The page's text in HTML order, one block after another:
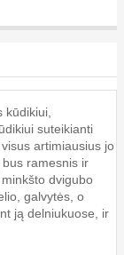
suteikianti
artimiausius jo
ramesnis ir
dvigubo
galvytės, o
ją delniukuose, ir